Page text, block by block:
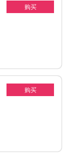
购买
购买